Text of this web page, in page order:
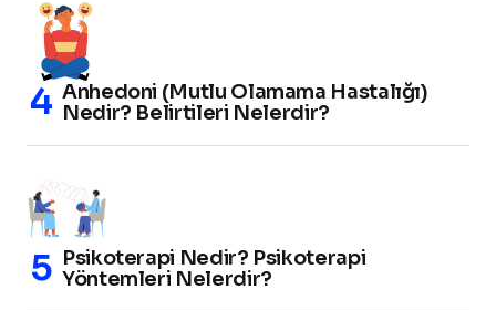
Anhedoni (Mutlu Olamama Hastalığı)
Nedir? Belirtileri Nelerdir?
Psikoterapi Nedir? Psikoterapi
Yöntemleri Nelerdir?